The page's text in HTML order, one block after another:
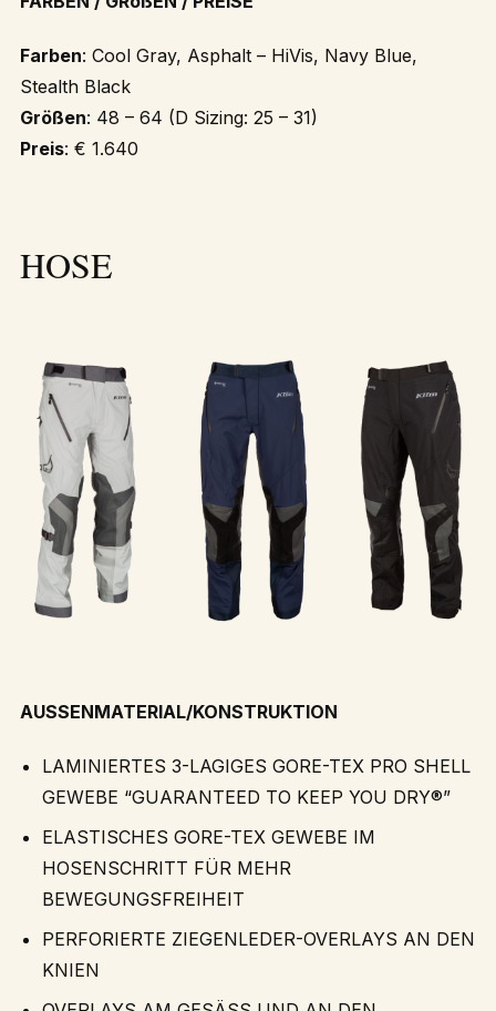
Farben: Cool Gray, Asphalt – HiVis, Navy Blue,
Stealth Black
Größen: 48 – 64 (D Sizing: 25 – 31)
Preis: € 1.640
HOSE
AUSSENMATERIAL/KONSTRUKTION
LAMINIERTES 3-LAGIGES GORE-TEX PRO SHELL
GEWEBE “GUARANTEED TO KEEP YOU DRY®”
ELASTISCHES GORE-TEX GEWEBE IM
HOSENSCHRITT FÜR MEHR
BEWEGUNGSFREIHEIT
PERFORIERTE ZIEGENLEDER-OVERLAYS AN DEN
KNIEN